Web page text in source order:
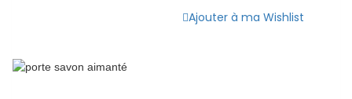
Ajouter à ma Wishlist